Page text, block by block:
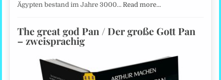
Ägypten bestand im Jahre 3000…Read more…
The great god Pan / Der große Gott Pan
– zweisprachig